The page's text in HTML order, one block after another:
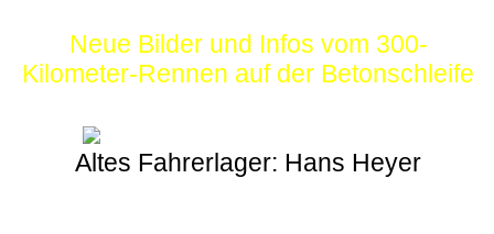
Neue Bilder und Infos vom 300-
Kilometer-Rennen auf der Betonschleife
Altes Fahrerlager: Hans Heyer